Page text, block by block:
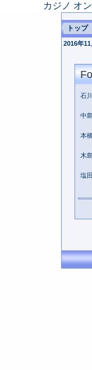
カジノ オ
トップ
2016年11
石
中
本
木
塩